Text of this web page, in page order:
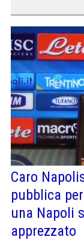
Caro
pubblica
una Napoli
apprezzato